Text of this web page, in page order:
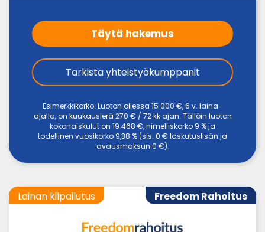
Täytä hakemus
Tarkista yhteistyökumppanit
Esimerkkikorko: Luoton ollessa 15 000 €, 6 v. laina-
ajalla, on kuukausierä 270 € / 72 kk ajan. Tällöin luoton
kokonaiskulut on 19 468 €, nimelliskorko 9 % ja
todellinen vuosikorko 9,38 % (sis. 0 € laskutuslisän ja
avausmaksun 0 €).
Freedom Rahoitus
Lainan kilpailutus